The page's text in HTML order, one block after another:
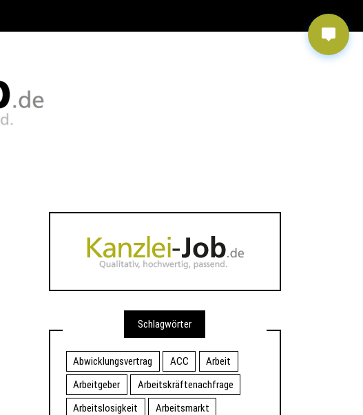
Schlagwörter
Abwicklungsvertrag ACC
Arbeit
Arbeitgeber
Arbeitskräftenachfrage
Arbeitslosigkeit
Arbeitsmarkt